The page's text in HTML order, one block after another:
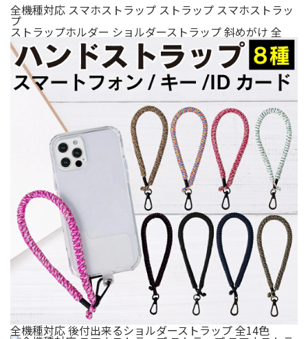
全機種対応 スマホストラップ ストラップ スマホストラッ
プ
ストラップホルダー ショルダーストラップ 斜めがけ 全
全機種対応 後付出来るショルダーストラップ 全14色